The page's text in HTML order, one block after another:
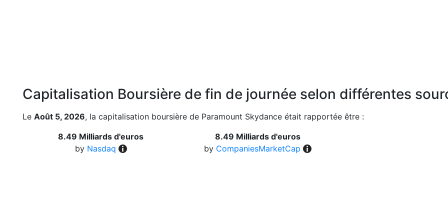
Capitalisation Boursière de fin de journée selon différentes
Le Août 5, 2026, la capitalisation boursière de Paramount Skydance était rapportée être :
8.49 Milliards d'euros
by Nasdaq
8.49 Milliards d'euros
by CompaniesMarketCap